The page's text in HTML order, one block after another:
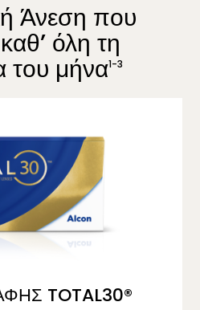
Άνεση που
όλη τη
του μήνα1-3
TOTAL30®